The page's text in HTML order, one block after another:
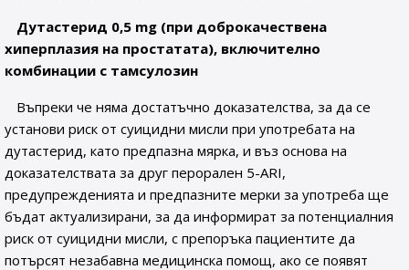
Дутастерид 0,5 mg (при доброкачествена
хиперплазия на простатата), включително
комбинации с тамсулозин
Въпреки че няма достатъчно доказателства, за да се
установи риск от суицидни мисли при употребата на
дутастерид, като предпазна мярка, и въз основа на
доказателствата за друг перорален 5-ARI,
предупрежденията и предпазните мерки за употреба ще
бъдат актуализирани, за да информират за потенциалния
риск от суицидни мисли, с препоръка пациентите да
потърсят незабавна медицинска помощ, ако се появят